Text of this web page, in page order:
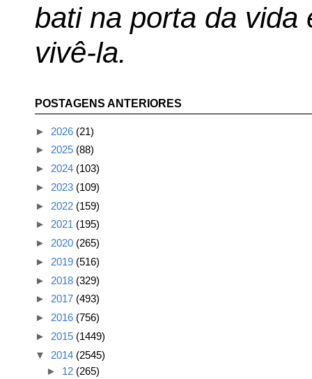
bati na porta da vida
vivê-la.
POSTAGENS ANTERIORES
► 2026 (21)
► 2025 (88)
► 2024 (103)
► 2023 (109)
► 2022 (159)
► 2021 (195)
► 2020 (265)
► 2019 (516)
► 2018 (329)
► 2017 (493)
► 2016 (756)
► 2015 (1449)
▼ 2014 (2545)
► 12 (265)